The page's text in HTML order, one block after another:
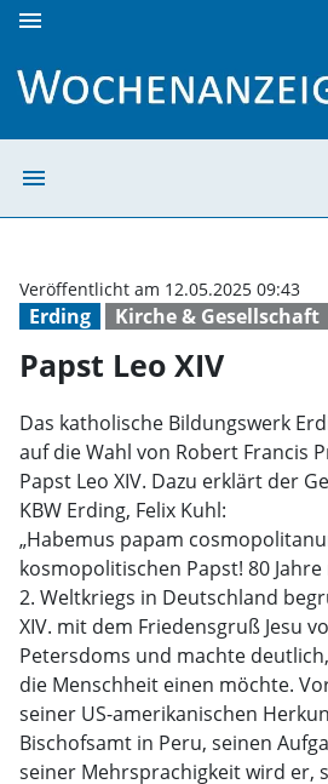
menu
menu
Erding Kirche & Gesellschaft
Veröffentlicht am 12.05.2025 09:43
Papst Leo XIV
Das katholische Bildungswerk
auf die Wahl von Robert Francis
Papst Leo XIV. Dazu erklärt der
KBW Erding, Felix Kuhl:
„Habemus papam
kosmopolitischen Papst! 80
2. Weltkriegs in Deutschland
XIV. mit dem Friedensgruß Jesu
Petersdoms und machte
die Menschheit einen möchte.
seiner US-amerikanischen
Bischofsamt in Peru, seinen
seiner Mehrsprachigkeit wird er,